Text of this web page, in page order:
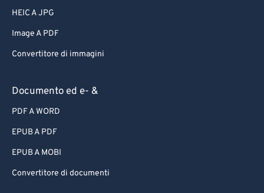
HEIC A JPG
Image A PDF
Convertitore di immagini
Documento ed e- &
PDF A WORD
EPUB A PDF
EPUB A MOBI
Convertitore di documenti